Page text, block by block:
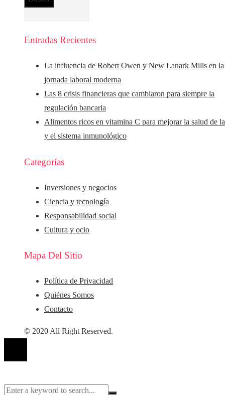
Entradas Recientes
La influencia de Robert Owen y New Lanark Mills en la
jornada laboral moderna
Las 8 crisis financieras que cambiaron para siempre la
regulación bancaria
Alimentos ricos en vitamina C para mejorar la salud de
y el sistema inmunológico
Categorías
Inversiones y negocios
Ciencia y tecnología
Responsabilidad social
Cultura y ocio
Mapa Del Sitio
Política de Privacidad
Quiénes Somos
Contacto
© 2020 All Right Reserved.